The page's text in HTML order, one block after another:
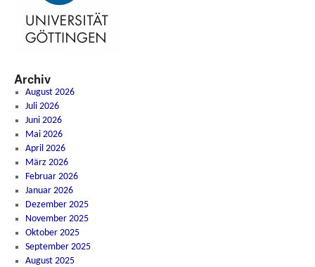
Archiv
August 2026
Juli 2026
Juni 2026
Mai 2026
April 2026
März 2026
Februar 2026
Januar 2026
Dezember 2025
November 2025
Oktober 2025
September 2025
August 2025